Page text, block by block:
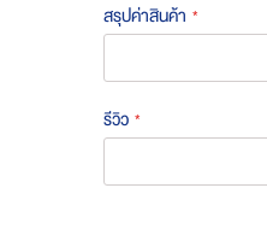
สรุปค่าสินค้า
รีวิว